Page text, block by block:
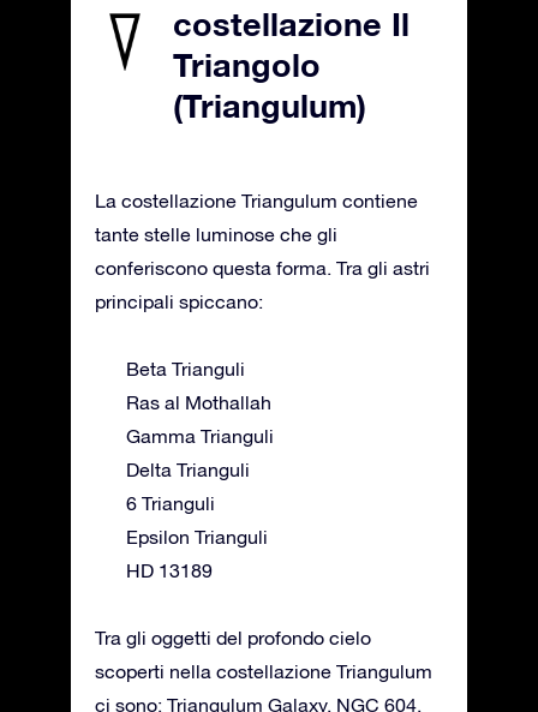
costellazione Il
Triangolo
(Triangulum)
La costellazione Triangulum contiene
tante stelle luminose che gli
conferiscono questa forma. Tra gli astri
principali spiccano:
Beta Trianguli
Ras al Mothallah
Gamma Trianguli
Delta Trianguli
6 Trianguli
Epsilon Trianguli
HD 13189
Tra gli oggetti del profondo cielo
scoperti nella costellazione Triangulum
ci sono: Triangulum Galaxy, NGC 604,